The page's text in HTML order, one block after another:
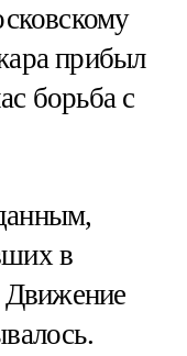
прибыл
борьба с
в
Движение